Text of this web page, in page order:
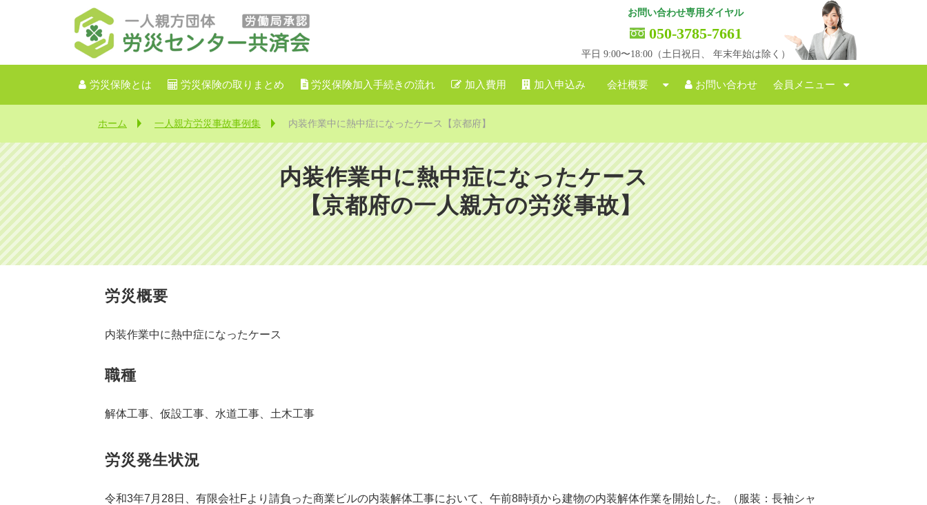
お問い合わせ専用ダイヤル
050-3785-7661
平日 9:00〜18:00（土日祝日、 年末年始は除く）
労災保険とは 労災保険の取りまとめ 労災保険加入手続きの流れ 加入費用 加入申込み 会社概要 お問い合わせ 会員メニュー
ホーム 一人親方労災事故事例集 内装作業中に熱中症になったケース【京都府】
内装作業中に熱中症になったケース
【京都府の一人親方の労災事故】
労災概要
内装作業中に熱中症になったケース
職種
解体工事、仮設工事、水道工事、土木工事
労災発生状況
令和3年7月28日、有限会社Fより請負った商業ビルの内装解体工事において、午前8時頃から建物の内装解体作業を開始した。（服装：長袖シャ